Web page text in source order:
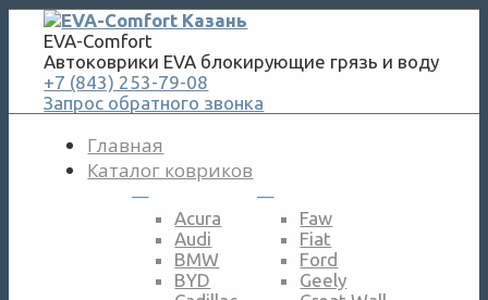
EVA-Comfort
Автоковрики EVA блокирующие грязь и воду
+7 (843) 253-79-08
Запрос обратного звонка
Главная
Каталог ковриков
—
Acura
Audi
BMW
BYD
—
Faw
Fiat
Ford
Geely